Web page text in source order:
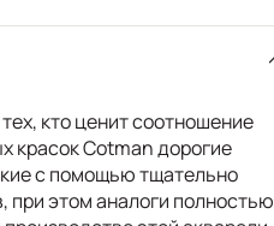
кто ценит соотношение
красок Cotman дорогие
с помощью тщательно
этом аналоги полностью